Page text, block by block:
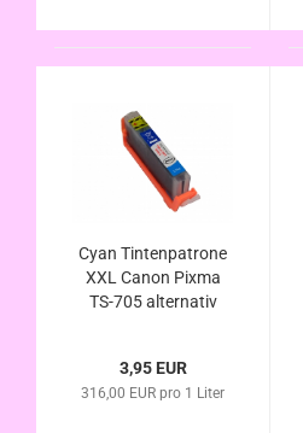
Cyan Tintenpatrone
XXL Canon Pixma
TS-705 alternativ
3,95 EUR
316,00 EUR pro 1 Liter